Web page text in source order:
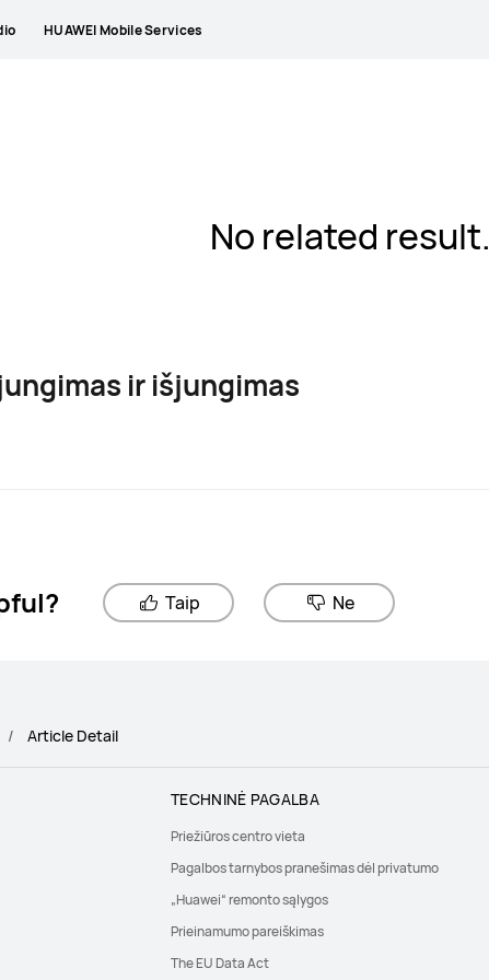
HUAWEI Mobile Services
No related result.
ir išjungimas
Taip Ne
Article Detail
TECHNINĖ PAGALBA
Priežiūros centro vieta
Pagalbos tarnybos pranešimas dėl privatumo
„Huawei“ remonto sąlygos
Prieinamumo pareiškimas
The EU Data Act